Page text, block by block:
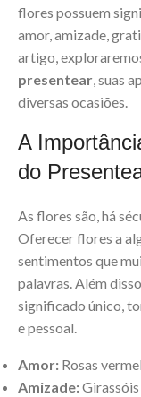
flores possuem
amor, amizade,
artigo,
presentear, suas
diversas ocasiões.
A
do
As flores são, há
Oferecer flores a
sentimentos que
palavras. Além
significado único,
e pessoal.
Amor: Rosas
Amizade: